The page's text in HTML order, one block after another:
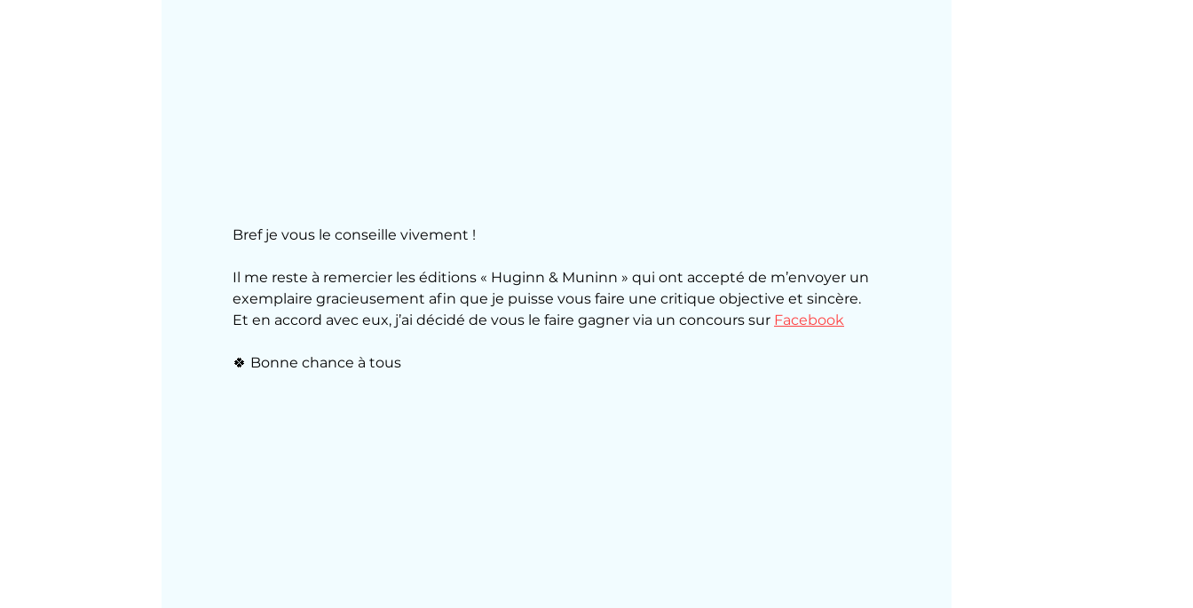
Bref je vous le conseille vivement !
Il me reste à remercier les éditions « Huginn & Muninn » qui ont accepté de m’envoyer un
exemplaire gracieusement afin que je puisse vous faire une critique objective et sincère.
Et en accord avec eux, j’ai décidé de vous le faire gagner via un concours sur Facebook
🍀 Bonne chance à tous